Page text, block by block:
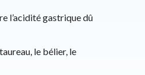
l’acidité gastrique dû
le bélier, le